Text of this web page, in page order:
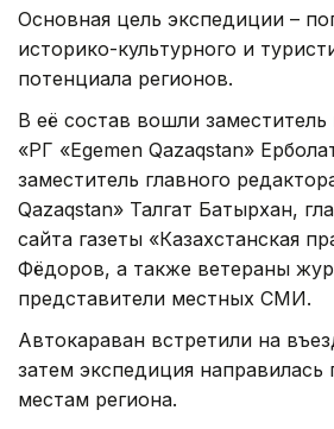
Основная цель экспедиции –
историко-культурного и
потенциала регионов.
В её состав вошли
«РГ «Egemen Qazaqstan»
заместитель главного
Qazaqstan» Талгат Батырхан,
сайта газеты «Казахстанская
Фёдоров, а также ветераны
представители местных СМИ.
Автокараван встретили на
затем экспедиция направилась
местам региона.